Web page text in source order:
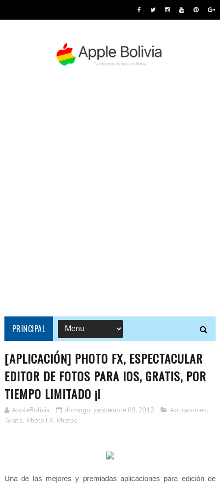
PRINCIPAL
[APLICACIÓN] PHOTO FX, ESPECTACULAR
EDITOR DE FOTOS PARA IOS, GRATIS, POR
TIEMPO LIMITADO ¡!
AppleBolivia domingo, septiembre 09, 2012 Aplicaciones,
Gratis, Photo FX, Photos
Una de las mejores y premiadas aplicaciones para edición de